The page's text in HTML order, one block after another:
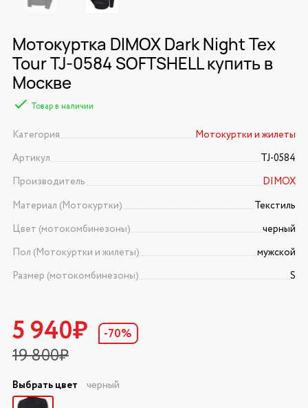
Мотокуртка DIMOX Dark Night Tex
Tour TJ-0584 SOFTSHELL купить в
Москве
Товар в наличии
Категория
Мотокуртки и жилеты
Артикул
TJ-0584
Производитель
DIMOX
Материал (Мотокуртки)
Текстиль
Цвет (мотокомбинезоны)
черный
Пол (Мотокуртки и жилеты)
мужской
Размер (мотокомбинезоны)
S
5 940₽
19 800₽
-70%
Выбрать цвет черный